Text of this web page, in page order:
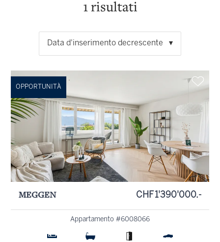
1 risultati
Data d'inserimento decrescente
OPPORTUNITÀ
MEGGEN CHF 1'390'000.-
Appartamento #6008066